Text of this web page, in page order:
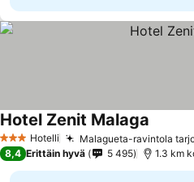
3 Tähtiluokitus
Hotelli Malagueta-ravintola
Hotel Zenit Malaga
8,4 Erittäin hyvä 5 495 1.3 km